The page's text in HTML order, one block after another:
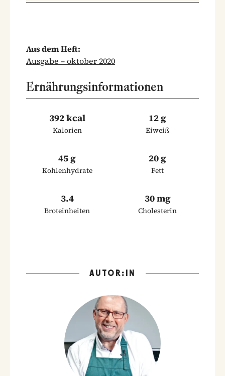
Aus dem Heft:
Ausgabe – oktober 2020
Ernährungsinformationen
392 kcal
Kalorien
12 g
Eiweiß
45 g
Kohlenhydrate
20 g
Fett
3.4
Broteinheiten
30 mg
Cholesterin
AUTOR:IN